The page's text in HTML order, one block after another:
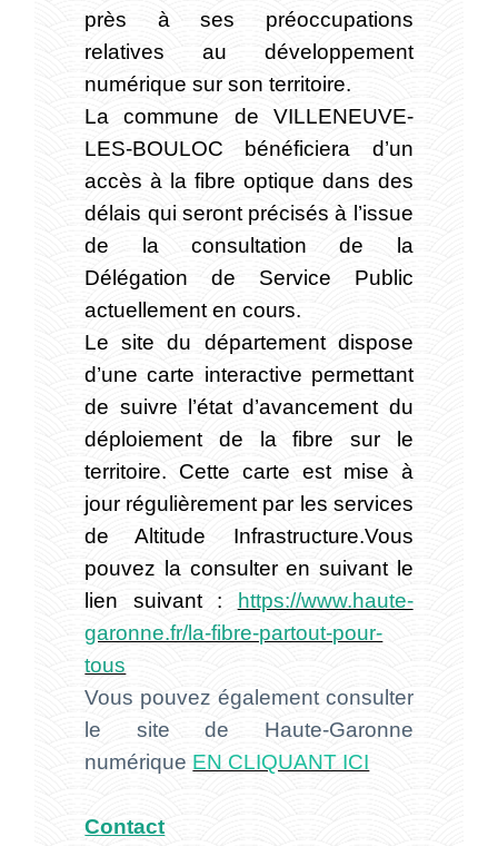
près à ses préoccupations
relatives au développement
numérique sur son territoire.
La commune de VILLENEUVE-
LES-BOULOC bénéficiera d’un
accès à la fibre optique dans des
délais qui seront précisés à l’issue
de la consultation de la
Délégation de Service Public
actuellement en cours.
Le site du département dispose
d’une carte interactive permettant
de suivre l’état d’avancement du
déploiement de la fibre sur le
territoire. Cette carte est mise à
jour régulièrement par les services
de Altitude Infrastructure.Vous
pouvez la consulter en suivant le
lien suivant : https://www.haute-
garonne.fr/la-fibre-partout-pour-
tous
Vous pouvez également consulter
le site de Haute-Garonne
numérique EN CLIQUANT ICI
Contact